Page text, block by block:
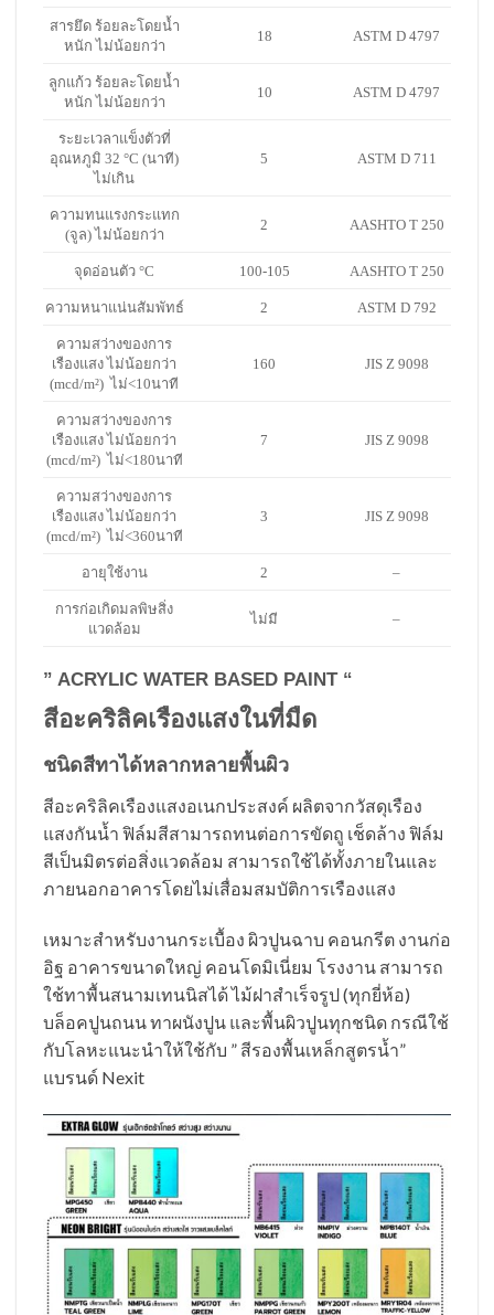
สารยึด ร้อยละโดยน้ำ
หนัก ไม่น้อยกว่า
18 ASTM D 4797
ลูกแก้ว ร้อยละโดยน้ำ
หนัก ไม่น้อยกว่า
10 ASTM D 4797
ระยะเวลาแข็งตัวที่
อุณหภูมิ 32 °C (นาที)
ไม่เกิน
5 ASTM D 711
ความทนแรงกระแทก
(จูล) ไม่น้อยกว่า
2 AASHTO T 250
จุดอ่อนตัว °C 100-105 AASHTO T 250
ความหนาแน่นสัมพัทธ์ 2 ASTM D 792
ความสว่างของการ
เรืองแสง ไม่น้อยกว่า
(mcd/m²) ไม่<10นาที
160 JIS Z 9098
ความสว่างของการ
เรืองแสง ไม่น้อยกว่า
(mcd/m²) ไม่<180นาที
7 JIS Z 9098
ความสว่างของการ
เรืองแสง ไม่น้อยกว่า
(mcd/m²) ไม่<360นาที
3 JIS Z 9098
อายุใช้งาน 2 –
การก่อเกิดมลพิษสิ่ง
แวดล้อม
ไม่มี –
” ACRYLIC WATER BASED PAINT “
สีอะคริลิคเรืองแสงในที่มืด
ชนิดสีทาได้หลากหลายพื้นผิว
สีอะคริลิคเรืองแสงอเนกประสงค์ ผลิตจากวัสดุเรือง
แสงกันน้ำ ฟิล์มสีสามารถทนต่อการขัดถู เช็ดล้าง ฟิล์ม
สีเป็นมิตรต่อสิ่งแวดล้อม สามารถใช้ได้ทั้งภายในและ
ภายนอกอาคารโดยไม่เสื่อมสมบัติการเรืองแสง
เหมาะสำหรับงานกระเบื้อง ผิวปูนฉาบ คอนกรีต งานก่อ
อิฐ อาคารขนาดใหญ่ คอนโดมิเนี่ยม โรงงาน สามารถ
ใช้ทาพื้นสนามเทนนิสได้ ไม้ฝาสำเร็จรูป (ทุกยี่ห้อ)
บล็อคปูนถนน ทาผนังปูน และพื้นผิวปูนทุกชนิด กรณีใช้
กับโลหะแนะนำให้ใช้กับ ” สีรองพื้นเหล็กสูตรน้ำ”
แบรนด์ Nexit